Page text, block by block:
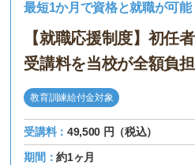
最短1か月で資格と就職が可能
【就職応援制度】初任
受講料を当校が全額負担
教育訓練給付金対象
受講料：49,500 円（税込）
期間：約1ヶ月